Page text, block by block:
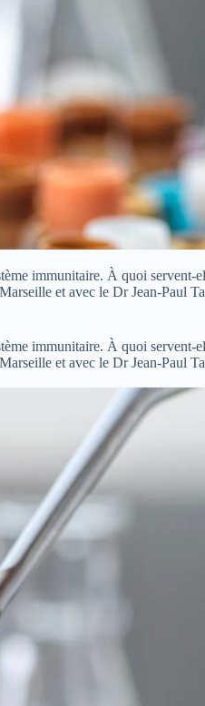
immunitaire. À quoi servent-
et avec le Dr Jean-Paul
immunitaire. À quoi servent-
et avec le Dr Jean-Paul